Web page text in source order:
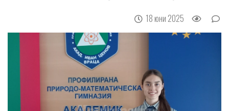
18 юни 2025